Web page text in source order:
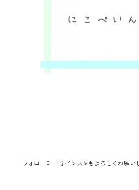
フォローミー!⇧インスタもよろしくお願い